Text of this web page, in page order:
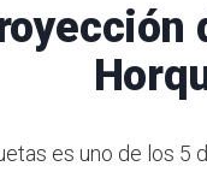
es uno de los 5